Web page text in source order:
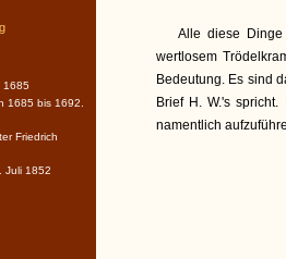
Alle diese
wertlosem
Bedeutung. Es sind
Brief H. W.'s
namentlich
1685
1685 bis 1692.
Friedrich
Juli 1852